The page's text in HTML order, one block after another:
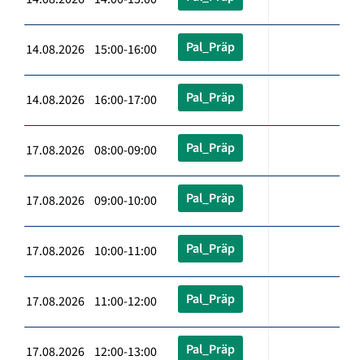
14.08.2026 15:00-16:00 Pal_Präp
14.08.2026 16:00-17:00 Pal_Präp
17.08.2026 08:00-09:00 Pal_Präp
17.08.2026 09:00-10:00 Pal_Präp
17.08.2026 10:00-11:00 Pal_Präp
17.08.2026 11:00-12:00 Pal_Präp
17.08.2026 12:00-13:00 Pal_Präp